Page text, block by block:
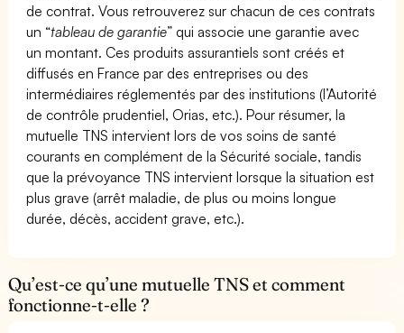
de contrat. Vous retrouverez sur chacun de ces contrats
un “tableau de garantie” qui associe une garantie avec
un montant. Ces produits assurantiels sont créés et
diffusés en France par des entreprises ou des
intermédiaires réglementés par des institutions (l’Autorité
de contrôle prudentiel, Orias, etc.). Pour résumer, la
mutuelle TNS intervient lors de vos soins de santé
courants en complément de la Sécurité sociale, tandis
que la prévoyance TNS intervient lorsque la situation est
plus grave (arrêt maladie, de plus ou moins longue
durée, décès, accident grave, etc.).
Qu’est-ce qu’une mutuelle TNS et comment
fonctionne-t-elle ?